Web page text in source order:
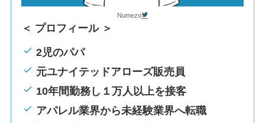
Numezo
＜ プロフィール ＞
2児のパパ
元ユナイテッドアローズ販売員
10年間勤務し１万人以上を接客
アパレル業界から未経験業界へ転職